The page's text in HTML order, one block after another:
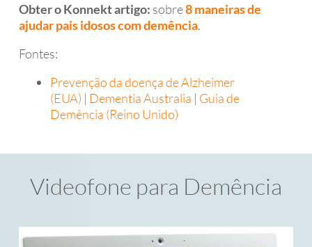
Obter o Konnekt artigo: sobre8 maneiras de
ajudar pais idosos com demência.
Fontes:
Prevenção da doença de Alzheimer
(EUA) | Dementia Australia | Guia de
Demência (Reino Unido)
Videofone para Demência